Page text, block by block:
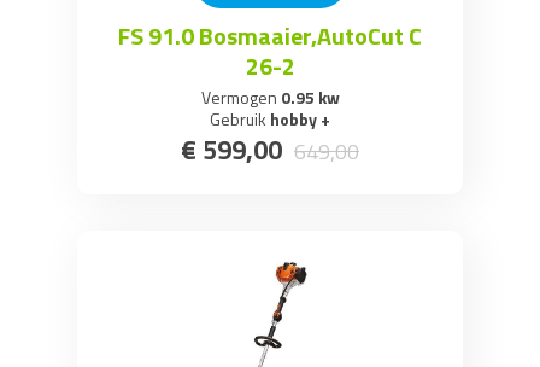
FS 91.0 Bosmaaier,AutoCut C
26-2
Vermogen 0.95 kw
Gebruik hobby +
€ 599,00 649,00